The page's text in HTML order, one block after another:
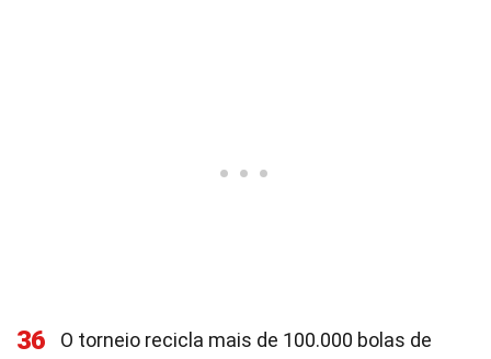
36
O torneio recicla mais de 100.000 bolas de